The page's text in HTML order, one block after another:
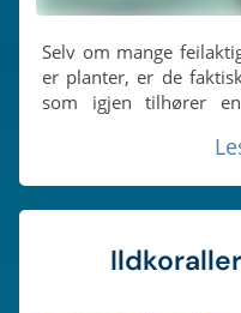
Selv om mange
er planter, er de
som igjen tilhører